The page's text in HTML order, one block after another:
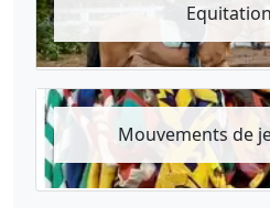
Mouvements de